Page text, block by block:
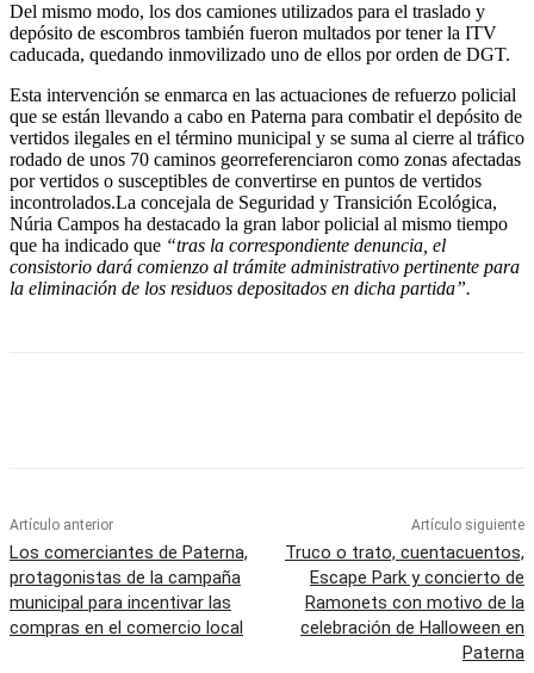
Del mismo modo, los dos camiones utilizados para el traslado y
depósito de escombros también fueron multados por tener la ITV
caducada, quedando inmovilizado uno de ellos por orden de DGT.
Esta intervención se enmarca en las actuaciones de refuerzo policial
que se están llevando a cabo en Paterna para combatir el depósito de
vertidos ilegales en el término municipal y se suma al cierre al tráfico
rodado de unos 70 caminos georreferenciaron como zonas afectadas
por vertidos o susceptibles de convertirse en puntos de vertidos
incontrolados.La concejala de Seguridad y Transición Ecológica,
Núria Campos ha destacado la gran labor policial al mismo tiempo
que ha indicado que “tras la correspondiente denuncia, el
consistorio dará comienzo al trámite administrativo pertinente para
la eliminación de los residuos depositados en dicha partida”.
Artículo anterior
Los comerciantes de Paterna,
protagonistas de la campaña
municipal para incentivar las
compras en el comercio local
Artículo siguiente
Truco o trato, cuentacuentos,
Escape Park y concierto de
Ramonets con motivo de la
celebración de Halloween en
Paterna